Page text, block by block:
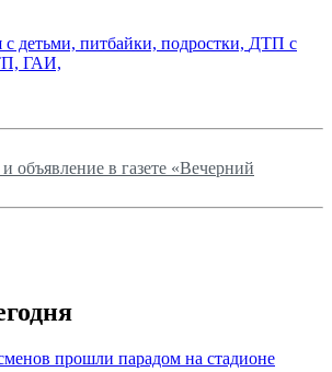
с детьми, питбайки, подростки, ДТП с
ГАИ,
объявление в газете «Вечерний